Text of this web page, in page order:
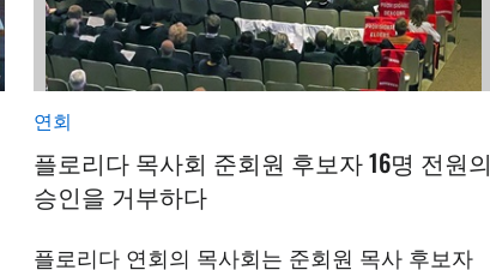
연회
플로리다 목사회 준회원 후보자 16명 전원의
승인을 거부하다
플로리다 연회의 목사회는 준회원 목사 후보자